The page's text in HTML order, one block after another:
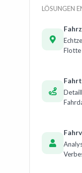
LÖSUNGEN
Flotte